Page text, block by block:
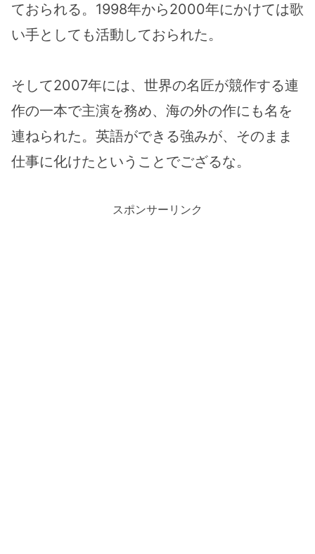
ておられる。1998年から2000年にかけては歌
い手としても活動しておられた。
そして2007年には、世界の名匠が競作する連
作の一本で主演を務め、海の外の作にも名を
連ねられた。英語ができる強みが、そのまま
仕事に化けたということでござるな。
スポンサーリンク